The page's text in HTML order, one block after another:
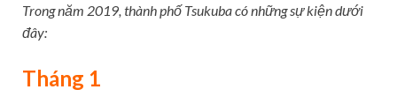
Trong năm 2019, thành phố Tsukuba có những sự kiện dưới
đây:
Tháng 1